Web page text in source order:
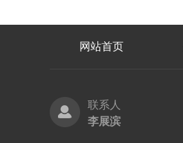
网站首页
联系人
李展滨